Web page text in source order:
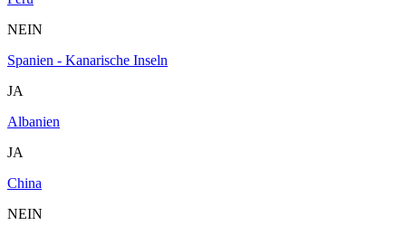
NEIN
Spanien - Kanarische Inseln
JA
Albanien
JA
China
NEIN